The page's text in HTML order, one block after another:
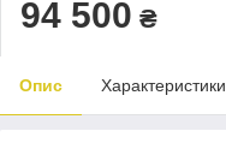
94 500 ₴
Опис Характеристики